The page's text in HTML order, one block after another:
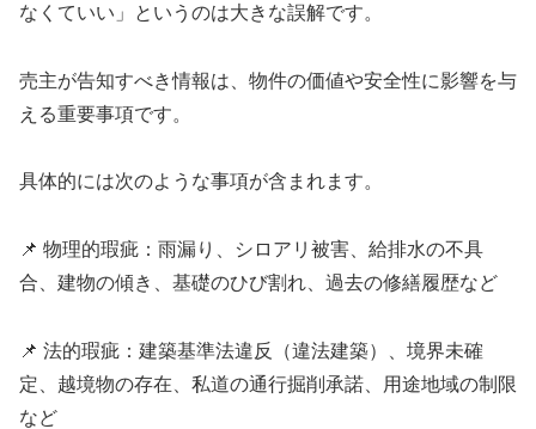
なくていい」というのは大きな誤解です。
売主が告知すべき情報は、物件の価値や安全性に影響を与
える重要事項です。
具体的には次のような事項が含まれます。
📌 物理的瑕疵：雨漏り、シロアリ被害、給排水の不具
合、建物の傾き、基礎のひび割れ、過去の修繕履歴など
📌 法的瑕疵：建築基準法違反（違法建築）、境界未確
定、越境物の存在、私道の通行掘削承諾、用途地域の制限
など